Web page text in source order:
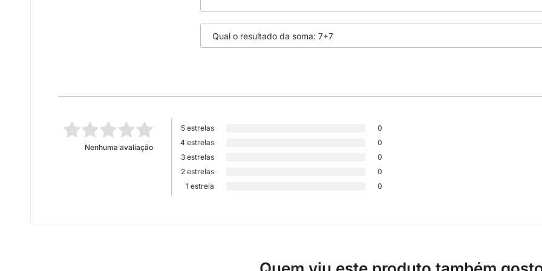
Nenhuma avaliação
5 estrelas
0
4 estrelas
0
3 estrelas
0
2 estrelas
0
1 estrela
0